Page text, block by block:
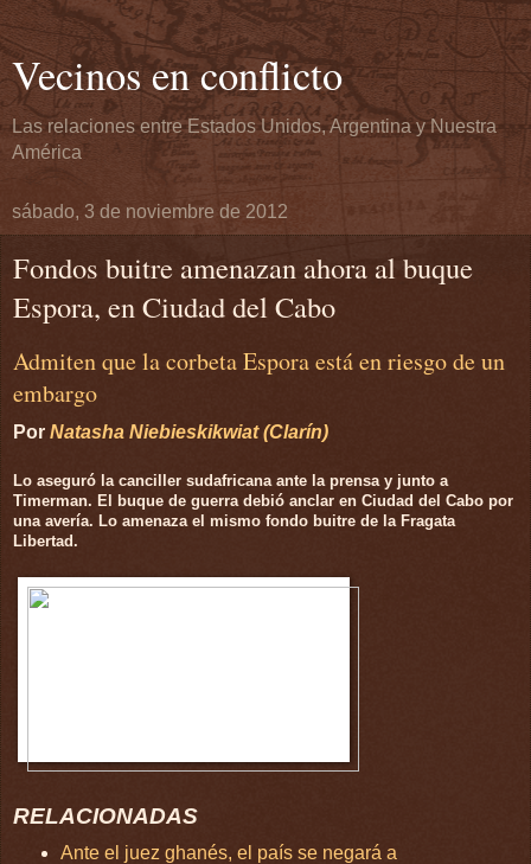
Vecinos en conflicto
Las relaciones entre Estados Unidos, Argentina y Nuestra
América
sábado, 3 de noviembre de 2012
Fondos buitre amenazan ahora al buque
Espora, en Ciudad del Cabo
Admiten que la corbeta Espora está en riesgo de un
embargo
Por Natasha Niebieskikwiat (Clarín)
Lo aseguró la canciller sudafricana ante la prensa y junto a
Timerman. El buque de guerra debió anclar en Ciudad del Cabo por
una avería. Lo amenaza el mismo fondo buitre de la Fragata
Libertad.
RELACIONADAS
Ante el juez ghanés, el país se negará a